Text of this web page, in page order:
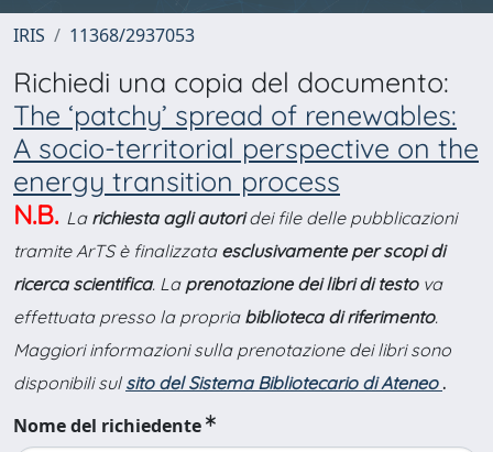
IRIS 11368/2937053
Richiedi una copia del documento:
The ‘patchy’ spread of renewables:
A socio-territorial perspective on the
energy transition process
N.B. La richiesta agli autoridei file delle pubblicazioni
tramite ArTS è finalizzata esclusivamente per scopi di
ricerca scientifica. La prenotazione dei libri di testova
effettuata presso la propria biblioteca di riferimento.
Maggiori informazioni sulla prenotazione dei libri sono
disponibili sul sito del Sistema Bibliotecario di Ateneo .
Nome del richiedente